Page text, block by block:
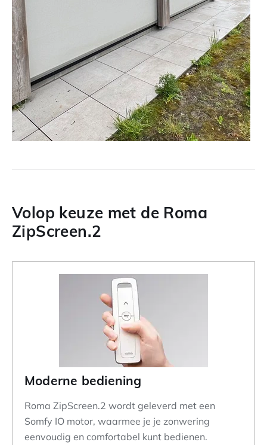
Volop keuze met de Roma
ZipScreen.2
Moderne bediening
Roma ZipScreen.2 wordt geleverd met een
Somfy IO motor, waarmee je je zonwering
eenvoudig en comfortabel kunt bedienen.